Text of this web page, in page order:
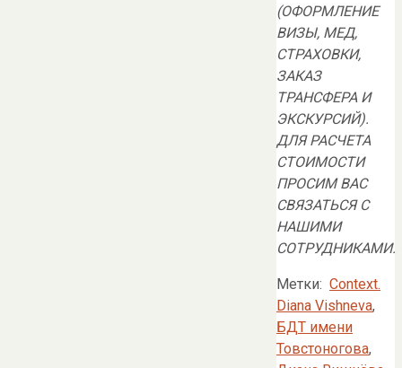
(ОФОРМЛЕНИЕ
ВИЗЫ, МЕД,
СТРАХОВКИ,
ЗАКАЗ
ТРАНСФЕРА И
ЭКСКУРСИЙ).
ДЛЯ РАСЧЕТА
СТОИМОСТИ
ПРОСИМ ВАС
СВЯЗАТЬСЯ С
НАШИМИ
СОТРУДНИКАМИ.
Метки: Context.
Diana Vishneva,
БДТ имени
Товстоногова,